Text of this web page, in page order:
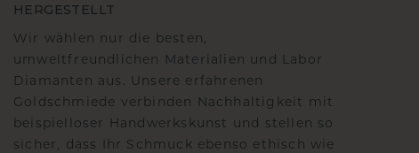
HERGESTELLT
Wir wählen nur die besten,
umweltfreundlichen Materialien und Labor
Diamanten aus. Unsere erfahrenen
Goldschmiede verbinden Nachhaltigkeit mit
beispielloser Handwerkskunst und stellen so
sicher, dass Ihr Schmuck ebenso ethisch wie